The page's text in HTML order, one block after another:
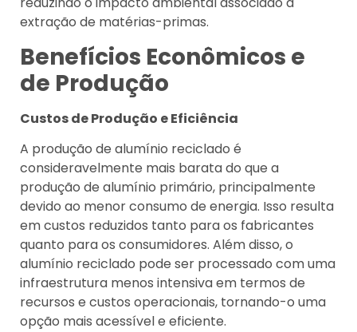
extração de matérias-primas.
Benefícios Econômicos e
de Produção
Custos de Produção e Eficiência
A produção de alumínio reciclado é
consideravelmente mais barata do que a
produção de alumínio primário, principalmente
devido ao menor consumo de energia. Isso resulta
em custos reduzidos tanto para os fabricantes
quanto para os consumidores. Além disso, o
alumínio reciclado pode ser processado com uma
infraestrutura menos intensiva em termos de
recursos e custos operacionais, tornando-o uma
opção mais acessível e eficiente.